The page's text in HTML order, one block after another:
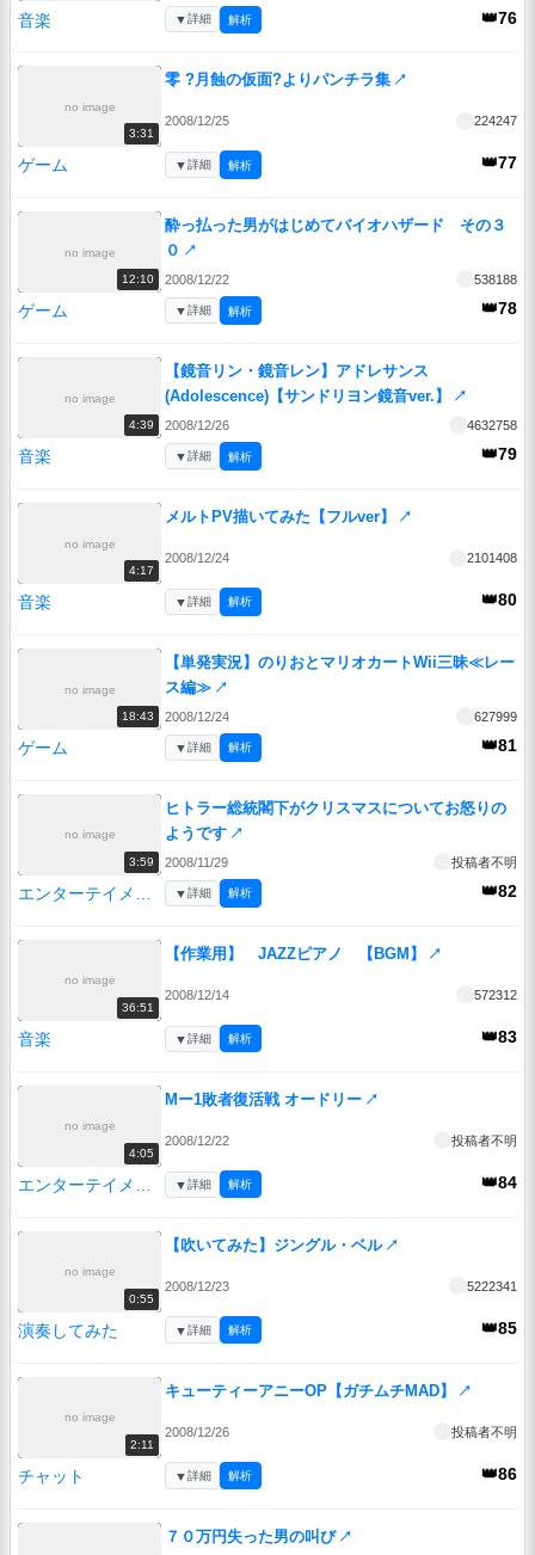
音楽 👑76
▼詳細 解析
no image
3:31
零 ?月蝕の仮面?よりパンチラ集 ↗
2008/12/25 224247
ゲーム 👑77
▼詳細 解析
no image
12:10
酔っ払った男がはじめてバイオハザード その３
０ ↗
2008/12/22 538188
ゲーム 👑78
▼詳細 解析
no image
4:39
【鏡音リン・鏡音レン】アドレサンス
(Adolescence)【サンドリヨン鏡音ver.】
↗
2008/12/26 4632758
音楽 👑79
▼詳細 解析
no image
4:17
メルトPV描いてみた【フルver】 ↗
2008/12/24 2101408
音楽 👑80
▼詳細 解析
no image
18:43
【単発実況】のりおとマリオカートWii三昧≪レー
ス編≫ ↗
2008/12/24 627999
ゲーム 👑81
▼詳細 解析
no image
3:59
ヒトラー総統閣下がクリスマスについてお怒りの
ようです ↗
2008/11/29 投稿者不明
👑82
▼詳細 解析
no image
36:51
【作業用】 JAZZピアノ 【BGM】 ↗
2008/12/14 572312
音楽 👑83
▼詳細 解析
no image
4:05
Mー1敗者復活戦 オードリー ↗
2008/12/22 投稿者不明
👑84
▼詳細 解析
no image
0:55
【吹いてみた】ジングル・ベル ↗
2008/12/23 5222341
演奏してみた 👑85
▼詳細 解析
no image
2:11
キューティーアニーOP【ガチムチMAD】 ↗
2008/12/26 投稿者不明
チャット 👑86
▼詳細 解析
７０万円失った男の叫び ↗